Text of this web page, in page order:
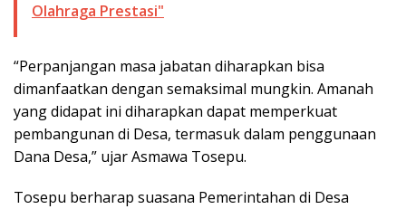
Olahraga Prestasi"
“Perpanjangan masa jabatan diharapkan bisa
dimanfaatkan dengan semaksimal mungkin. Amanah
yang didapat ini diharapkan dapat memperkuat
pembangunan di Desa, termasuk dalam penggunaan
Dana Desa,” ujar Asmawa Tosepu.
Tosepu berharap suasana Pemerintahan di Desa